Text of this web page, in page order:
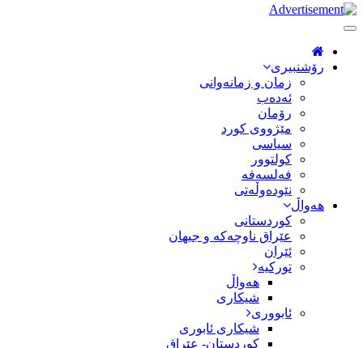
Toggle
Navigation
رۆشنبیری
زمان و زمانه‌وانی
ئەدەب
رۆمان
مێژووى کورد
سیاسى
کولتوور
فەلسەفە
نێودەوڵەتی
هەواڵ
کوردستانی
عێراق ناوچەکە و جیهان
ئێران
تورکیە
هەواڵ
شیکاری
ئابووری
شیکاری ئابوری
کوردستان- عێراق